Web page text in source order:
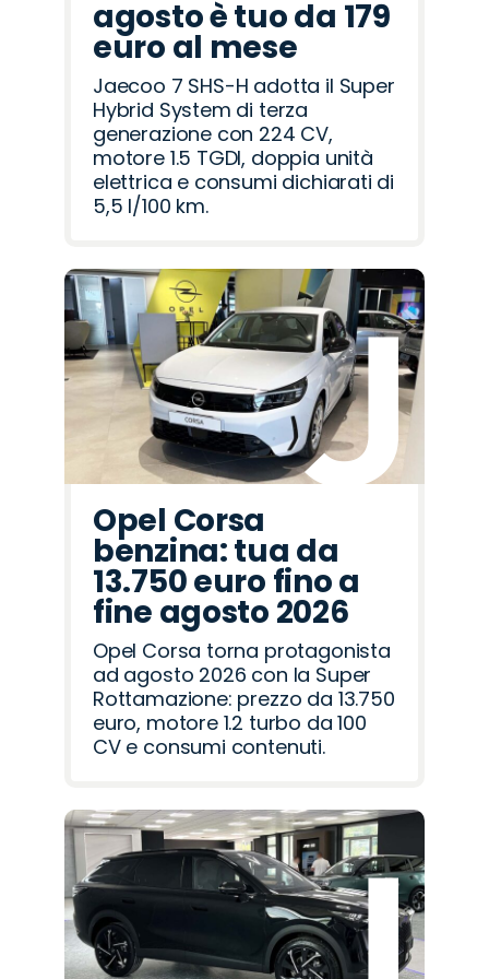
agosto è tuo da 179
euro al mese
Jaecoo 7 SHS-H adotta il Super
Hybrid System di terza
generazione con 224 CV,
motore 1.5 TGDI, doppia unità
elettrica e consumi dichiarati di
5,5 l/100 km.
Opel Corsa
benzina: tua da
13.750 euro fino a
fine agosto 2026
Opel Corsa torna protagonista
ad agosto 2026 con la Super
Rottamazione: prezzo da 13.750
euro, motore 1.2 turbo da 100
CV e consumi contenuti.